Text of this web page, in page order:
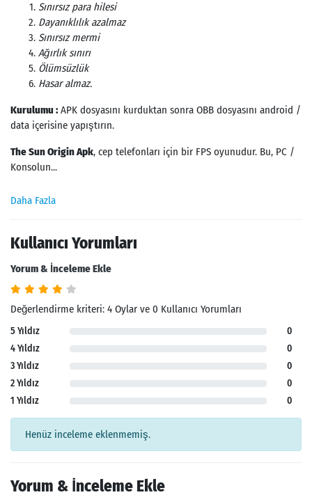
Sınırsız para hilesi
Dayanıklılık azalmaz
Sınırsız mermi
Ağırlık sınırı
Ölümsüzlük
Hasar almaz.
Kurulumu : APK dosyasını kurduktan sonra OBB dosyasını android /
data içerisine yapıştırın.
The Sun Origin Apk, cep telefonları için bir FPS oyunudur. Bu, PC /
Konsolun...
Daha Fazla
Kullanıcı Yorumları
Yorum & İnceleme Ekle
Değerlendirme kriteri: 4 Oylar ve 0 Kullanıcı Yorumları
5 Yıldız
0
4 Yıldız
0
3 Yıldız
0
2 Yıldız
0
1 Yıldız
0
Henüz inceleme eklenmemiş.
Yorum & İnceleme Ekle